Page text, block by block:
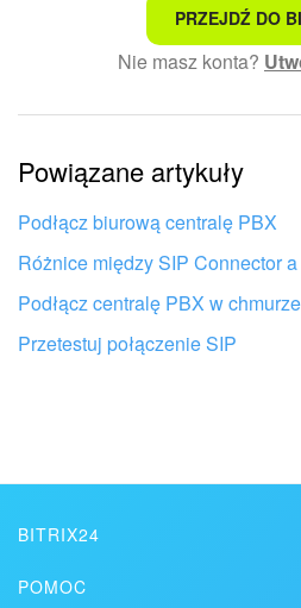
To nie jest to, czego szukam
Skomplikowany i
Informacje są nieaktualne
Artykuł jest za krótki.
Nie podoba mi się sposób
PRZEJDŹ DO
Nie masz konta?
Powiązane artykuły
Podłącz biurową centralę PBX
Różnice między SIP Connector
Podłącz centralę PBX w chmurze
Przetestuj połączenie SIP
BITRIX24
POMOC